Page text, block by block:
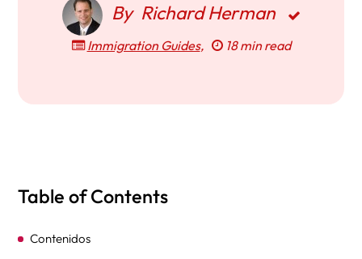
By Richard Herman
Immigration Guides, 18 min read
Table of Contents
Contenidos